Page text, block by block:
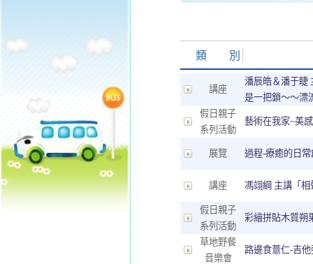
類 別
講座
潘辰皓＆潘于睫
是一把鎖～～漂
假日親子
系列活動
藝術在我家~美
展覽 過程-療癒的日常
講座 馮翊綱 主講「
假日親子
系列活動
彩繪拼貼木質朔
草地野餐
音樂會
路邊食薏仁-吉